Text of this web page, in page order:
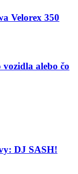
Velorex 350
alebo čo
DJ SASH!